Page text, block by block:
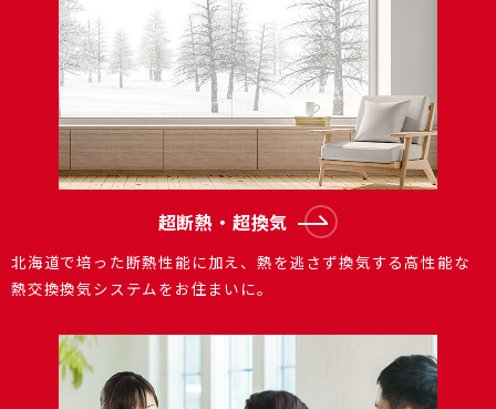
超断熱・超換気
北海道で培った断熱性能に加え、熱を逃さず換気する⾼性能な
熱交換換気システムをお住まいに。